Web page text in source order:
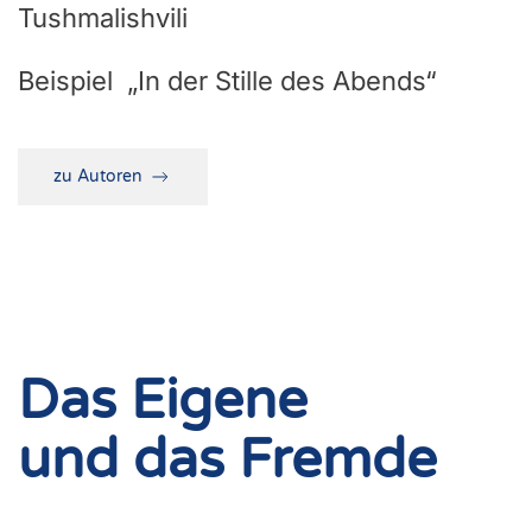
Tushmalishvili
Beispiel „In der Stille des Abends“
zu Autoren
Das Eigene
und das Fremde